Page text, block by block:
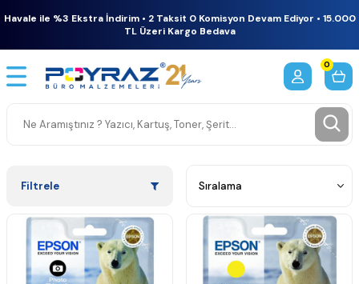
Havale ile %3 Ekstra İndirim • 2 Taksit 0 Komisyon Devam Ediyor • 15.000
TL Üzeri Kargo Bedava
0
Filtrele